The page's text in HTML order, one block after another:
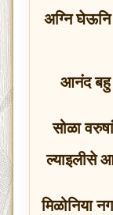
अग्नि घेऊनि
आनंद बहु
सोळा
ल्याइलीसे
मिळोनिया